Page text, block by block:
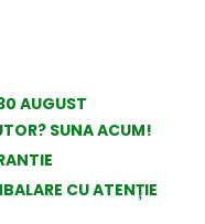
AUGUST
SUNA ACUM!
CU ATENȚIE